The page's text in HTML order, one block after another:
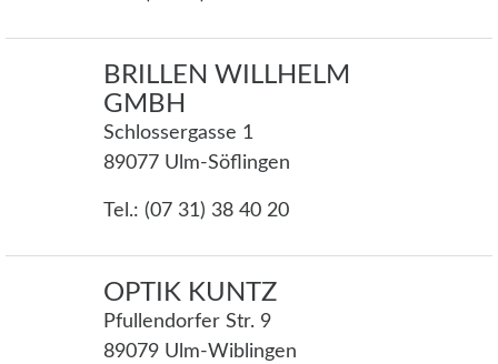
BRILLEN WILLHELM
GMBH
Schlossergasse 1
89077 Ulm-Söflingen
Tel.: (07 31) 38 40 20
OPTIK KUNTZ
Pfullendorfer Str. 9
89079 Ulm-Wiblingen